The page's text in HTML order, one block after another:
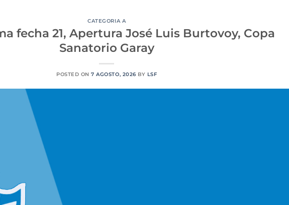
CATEGORIA A
fecha 21, Apertura José Luis Burtovoy, Copa
Sanatorio Garay
POSTED ON7 AGOSTO, 2026 BY LSF